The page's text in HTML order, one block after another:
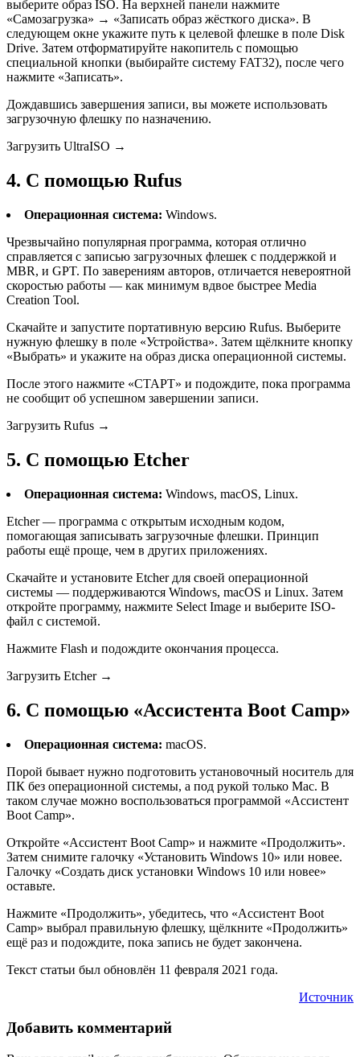
выберите образ ISO. На верхней панели нажмите
«Самозагрузка» → «Записать образ жёсткого диска». В
следующем окне укажите путь к целевой флешке в поле Disk
Drive. Затем отформатируйте накопитель с помощью
специальной кнопки (выбирайте систему FAT32), после чего
нажмите «Записать».
Дождавшись завершения записи, вы можете использовать
загрузочную флешку по назначению.
Загрузить UltraISO →
4. С помощью Rufus
Операционная система: Windows.
Чрезвычайно популярная программа, которая отлично
справляется с записью загрузочных флешек с поддержкой и
MBR, и GPT. По заверениям авторов, отличается невероятной
скоростью работы — как минимум вдвое быстрее Media
Creation Tool.
Скачайте и запустите портативную версию Rufus. Выберите
нужную флешку в поле «‎Устройства». Затем щёлкните кнопку
«Выбрать‎» и укажите на образ диска операционной системы.
После этого нажмите «‎СТАРТ» и подождите, пока программа
не сообщит об успешном завершении записи.
Загрузить Rufus →
5. С помощью Etcher
Операционная система: Windows, macOS, Linux.
Etcher — программа с открытым исходным кодом,
помогающая записывать загрузочные флешки. Принцип
работы ещё проще, чем в других приложениях.
Скачайте и установите Etcher для своей операционной
системы — поддерживаются Windows, macOS и Linux. Затем
откройте программу, нажмите Select Image и выберите ISO-
файл с системой.
Нажмите Flash и подождите окончания процесса.
Загрузить Etcher →
6. С помощью «‎Ассистента Boot Camp»
Операционная система: macOS.
Порой бывает нужно подготовить установочный носитель для
ПК без операционной системы, а под рукой только Mac. В
таком случае можно воспользоваться программой «‎Ассистент
Boot Camp».
Откройте «‎Ассистент Boot Camp» и нажмите «‎Продолжить».
Затем снимите галочку «‎Установить Windows 10» или новее.
Галочку «‎Создать диск установки Windows 10 или новее»
оставьте.
Нажмите «‎Продолжить», убедитесь, что «‎Ассистент Boot
Camp» выбрал правильную флешку, щёлкните «‎Продолжить»
ещё раз и подождите, пока запись не будет закончена.
Текст статьи был обновлён 11 февраля 2021 года.
Источник
Добавить комментарий